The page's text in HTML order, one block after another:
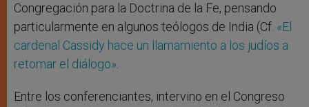
Congregación para la Doctrina de la Fe, pensando
particularmente en algunos teólogos de India (Cf. «El
cardenal Cassidy hace un llamamiento a los judíos a
retomar el diálogo».
Entre los conferenciantes, intervino en el Congreso